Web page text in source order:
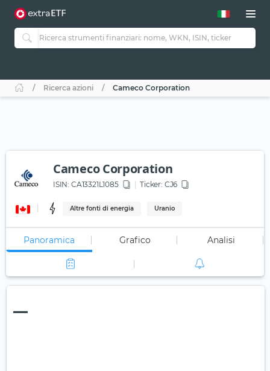
Ricerca azioni Cameco Corporation
Cameco Corporation
ISIN: CA13321L1085 Ticker: CJ6
Altre fonti di energia Uranio
Panoramica Grafico Analisi
—